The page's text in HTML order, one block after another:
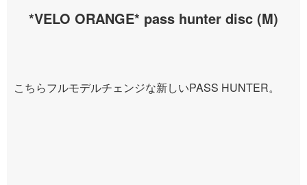
*VELO ORANGE* pass hunter disc (M)
こちらフルモデルチェンジな新しいPASS HUNTER。